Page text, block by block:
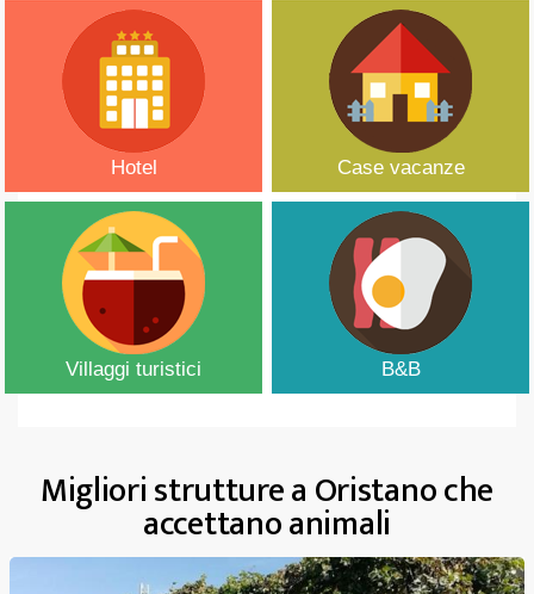
Hotel Case vacanze
Villaggi turistici B&B
Migliori strutture a Oristano che
accettano animali